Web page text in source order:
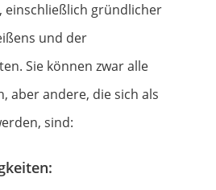
einschließlich gründlicher
und der
Sie können zwar alle
aber andere, die sich als
sind: